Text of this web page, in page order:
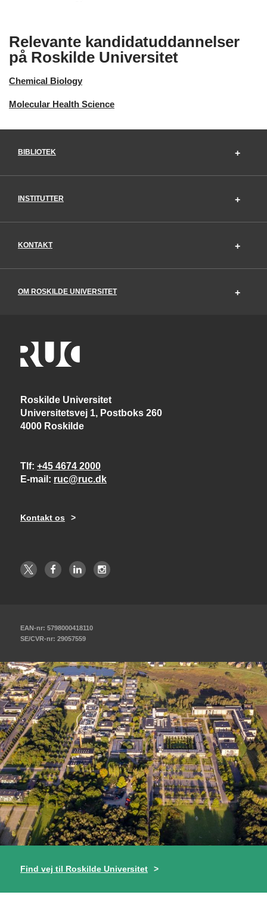
Relevante kandidatuddannelser
på Roskilde Universitet
Chemical Biology
Molecular Health Science
BIBLIOTEK
INSTITUTTER
KONTAKT
OM ROSKILDE UNIVERSITET
Roskilde Universitet
Universitetsvej 1, Postboks 260
4000 Roskilde
Tlf +45 4674 2000
E-mail
ruc@ruc.dk
Kontakt os
EAN-nr: 5798000418110
SE/CVR-nr: 29057559
Find vej til Roskilde Universitet